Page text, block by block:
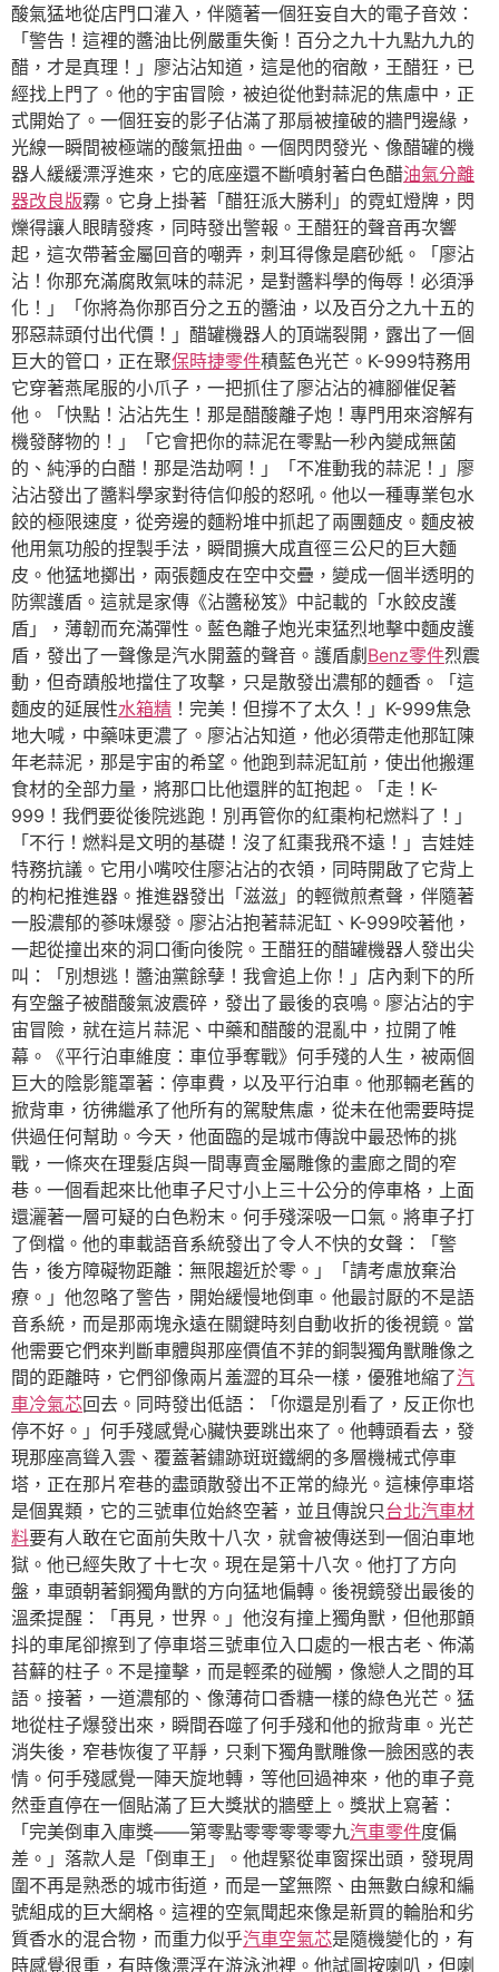
酸氣猛地從店門口灌入，伴隨著一個狂妄自大的電子音效：
「警告！這裡的醬油比例嚴重失衡！百分之九十九點九九的
醋，才是真理！」廖沾沾知道，這是他的宿敵，王醋狂，已
經找上門了。他的宇宙冒險，被迫從他對蒜泥的焦慮中，正
式開始了。一個狂妄的影子佔滿了那扇被撞破的牆門邊緣，
光線一瞬間被極端的酸氣扭曲。一個閃閃發光、像醋罐的機
器人緩緩漂浮進來，它的底座還不斷噴射著白色醋油氣分離
器改良版霧。它身上掛著「醋狂派大勝利」的霓虹燈牌，閃
爍得讓人眼睛發疼，同時發出警報。王醋狂的聲音再次響
起，這次帶著金屬回音的嘲弄，刺耳得像是磨砂紙。「廖沾
沾！你那充滿腐敗氣味的蒜泥，是對醬料學的侮辱！必須淨
化！」「你將為你那百分之五的醬油，以及百分之九十五的
邪惡蒜頭付出代價！」醋罐機器人的頂端裂開，露出了一個
巨大的管口，正在聚保時捷零件積藍色光芒。K-999特務用
它穿著燕尾服的小爪子，一把抓住了廖沾沾的褲腳催促著
他。「快點！沾沾先生！那是醋酸離子炮！專門用來溶解有
機發酵物的！」「它會把你的蒜泥在零點一秒內變成無菌
的、純淨的白醋！那是浩劫啊！」「不准動我的蒜泥！」廖
沾沾發出了醬料學家對待信仰般的怒吼。他以一種專業包水
餃的極限速度，從旁邊的麵粉堆中抓起了兩團麵皮。麵皮被
他用氣功般的捏製手法，瞬間擴大成直徑三公尺的巨大麵
皮。他猛地擲出，兩張麵皮在空中交疊，變成一個半透明的
防禦護盾。這就是家傳《沾醬秘笈》中記載的「水餃皮護
盾」，薄韌而充滿彈性。藍色離子炮光束猛烈地擊中麵皮護
盾，發出了一聲像是汽水開蓋的聲音。護盾劇Benz零件烈震
動，但奇蹟般地擋住了攻擊，只是散發出濃郁的麵香。「這
麵皮的延展性水箱精 ！完美！但撐不了太久！」K-999焦急
地大喊，中藥味更濃了。廖沾沾知道，他必須帶走他那缸陳
年老蒜泥，那是宇宙的希望。他跑到蒜泥缸前，使出他搬運
食材的全部力量，將那口比他還胖的缸抱起。「走！K-
999！我們要從後院逃跑！別再管你的紅棗枸杞燃料了！」
「不行！燃料是文明的基礎！沒了紅棗我飛不遠！」吉娃娃
特務抗議。它用小嘴咬住廖沾沾的衣領，同時開啟了它背上
的枸杞推進器。推進器發出「滋滋」的輕微煎煮聲，伴隨著
一股濃郁的蔘味爆發。廖沾沾抱著蒜泥缸、K-999咬著他，
一起從撞出來的洞口衝向後院。王醋狂的醋罐機器人發出尖
叫：「別想逃！醬油黨餘孽！我會追上你！」店內剩下的所
有空盤子被醋酸氣波震碎，發出了最後的哀鳴。廖沾沾的宇
宙冒險，就在這片蒜泥、中藥和醋酸的混亂中，拉開了帷
幕。《平行泊車維度：車位爭奪戰》何手殘的人生，被兩個
巨大的陰影籠罩著：停車費，以及平行泊車。他那輛老舊的
掀背車，彷彿繼承了他所有的駕駛焦慮，從未在他需要時提
供過任何幫助。今天，他面臨的是城市傳說中最恐怖的挑
戰，一條夾在理髮店與一間專賣金屬雕像的畫廊之間的窄
巷。一個看起來比他車子尺寸小上三十公分的停車格，上面
還灑著一層可疑的白色粉末。何手殘深吸一口氣。將車子打
了倒檔。他的車載語音系統發出了令人不快的女聲：「警
告，後方障礙物距離：無限趨近於零。」「請考慮放棄治
療。」他忽略了警告，開始緩慢地倒車。他最討厭的不是語
音系統，而是那兩塊永遠在關鍵時刻自動收折的後視鏡。當
他需要它們來判斷車體與那座價值不菲的銅製獨角獸雕像之
間的距離時，它們卻像兩片羞澀的耳朵一樣，優雅地縮了汽
車冷氣芯回去。同時發出低語：「你還是別看了，反正你也
停不好。」何手殘感覺心臟快要跳出來了。他轉頭看去，發
現那座高聳入雲、覆蓋著鏽跡斑斑鐵網的多層機械式停車
塔，正在那片窄巷的盡頭散發出不正常的綠光。這棟停車塔
是個異類，它的三號車位始終空著，並且傳說只台北汽車材
料要有人敢在它面前失敗十八次，就會被傳送到一個泊車地
獄。他已經失敗了十七次。現在是第十八次。他打了方向
盤，車頭朝著銅獨角獸的方向猛地偏轉。後視鏡發出最後的
溫柔提醒：「再見，世界。」他沒有撞上獨角獸，但他那顫
抖的車尾卻擦到了停車塔三號車位入口處的一根古老、佈滿
苔蘚的柱子。不是撞擊，而是輕柔的碰觸，像戀人之間的耳
語。接著，一道濃郁的、像薄荷口香糖一樣的綠色光芒。猛
地從柱子爆發出來，瞬間吞噬了何手殘和他的掀背車。光芒
消失後，窄巷恢復了平靜，只剩下獨角獸雕像一臉困惑的表
情。何手殘感覺一陣天旋地轉，等他回過神來，他的車子竟
然垂直停在一個貼滿了巨大獎狀的牆壁上。獎狀上寫著：
「完美倒車入庫獎——第零點零零零零零九汽車零件度偏
差。」落款人是「倒車王」。他趕緊從車窗探出頭，發現周
圍不再是熟悉的城市街道，而是一望無際、由無數白線和編
號組成的巨大網格。這裡的空氣聞起來像是新買的輪胎和劣
質香水的混合物，而重力似乎汽車空氣芯是隨機變化的，有
時感覺很重，有時像漂浮在游泳池裡。他試圖按喇叭，但喇